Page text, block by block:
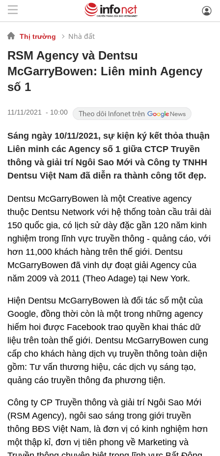
Thị trường Nhà đất
RSM Agency và Dentsu
McGarryBowen: Liên minh Agency
số 1
11/11/2021 - 10:00
Sáng ngày 10/11/2021, sự kiện ký kết thỏa thuận
Liên minh các Agency số 1 giữa CTCP Truyền
thông và giải trí Ngôi Sao Mới và Công ty TNHH
Dentsu Việt Nam đã diễn ra thành công tốt đẹp.
Dentsu McGarryBowen là một Creative agency
thuộc Dentsu Network với hệ thống toàn cầu trải dài
150 quốc gia, có lịch sử dày đặc gần 120 năm kinh
nghiệm trong lĩnh vực truyền thông - quảng cáo, với
hơn 11,000 khách hàng trên thế giới. Dentsu
McGarryBowen đã vinh dự đoạt giải Agency của
năm 2009 và 2011 (Theo Adage) tại New York.
Hiện Dentsu McGarryBowen là đối tác số một của
Google, đồng thời còn là một trong những agency
hiếm hoi được Facebook trao quyền khai thác dữ
liệu trên toàn thế giới. Dentsu McGarryBowen cung
cấp cho khách hàng dịch vụ truyền thông toàn diện
gồm: Tư vấn thương hiệu, các dịch vụ sáng tạo,
quảng cáo truyền thông đa phương tiện.
Công ty CP Truyền thông và giải trí Ngôi Sao Mới
(RSM Agency), ngôi sao sáng trong giới truyền
thông BĐS Việt Nam, là đơn vị có kinh nghiệm hơn
một thập kỉ, đơn vị tiên phong về Marketing và